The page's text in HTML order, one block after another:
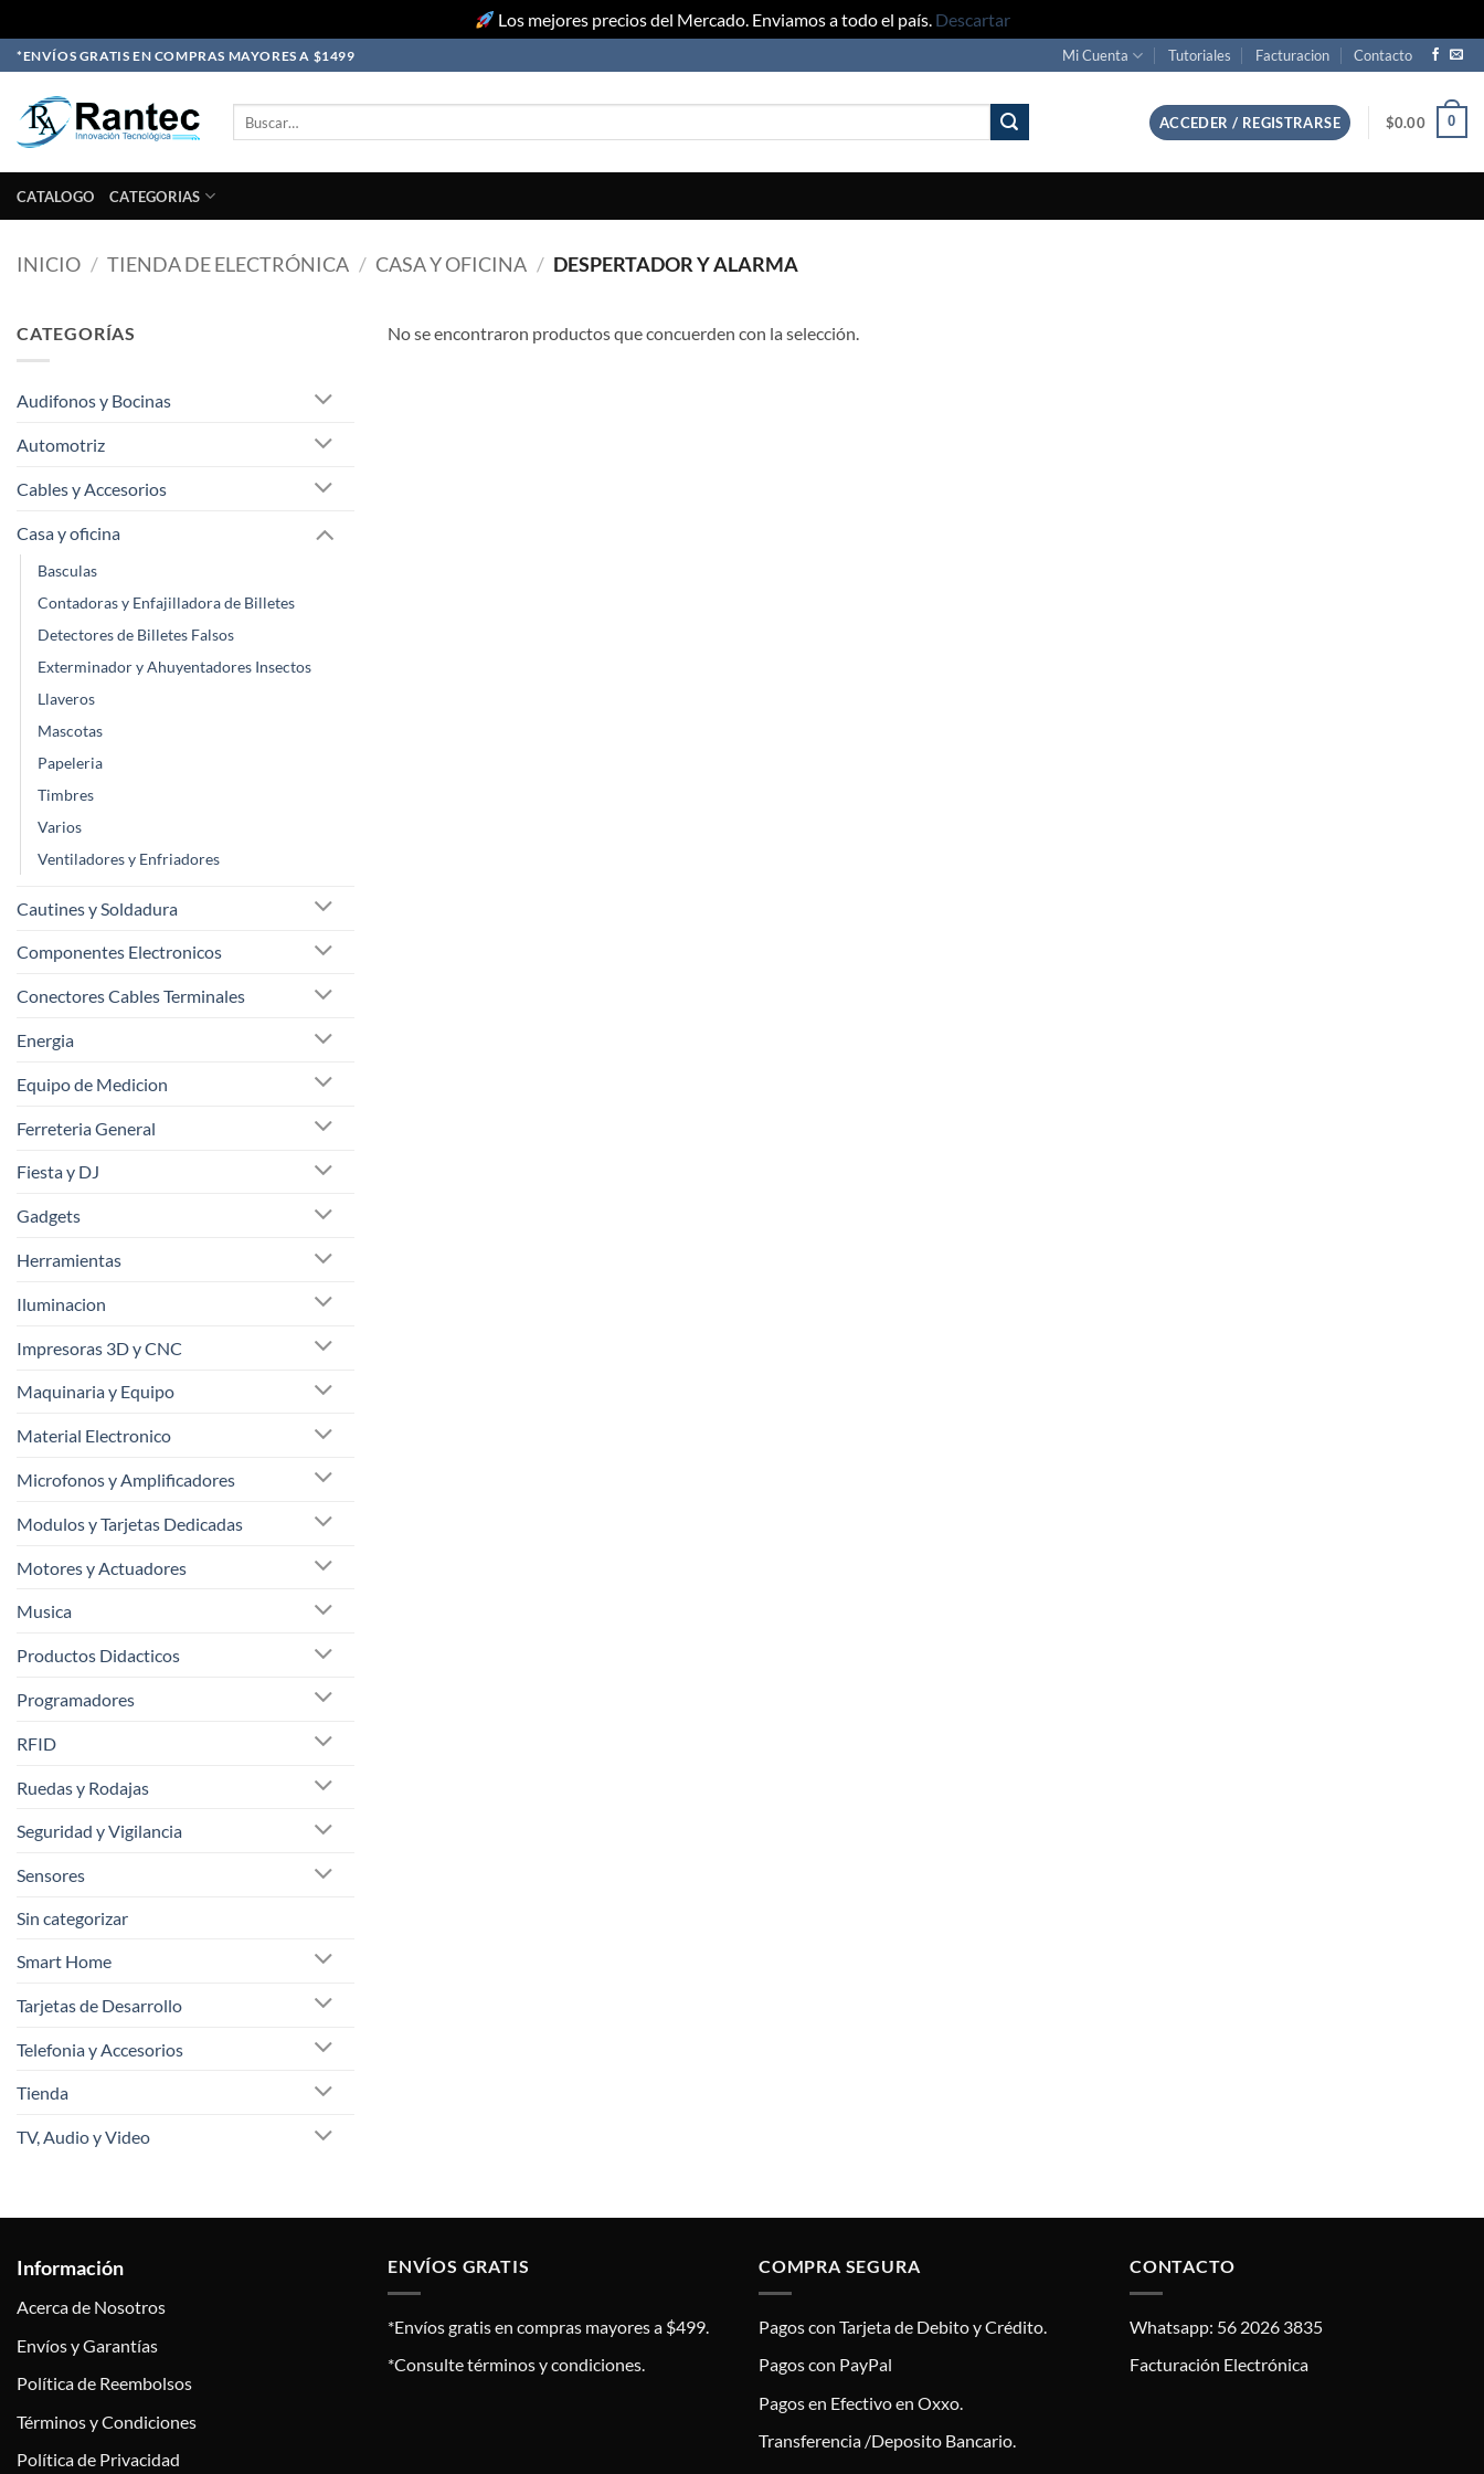
Los mejores precios del Mercado. Enviamos a todo el país. Descartar
Skip
to
content
*ENVÍOS GRATIS EN COMPRAS MAYORES A $1499 Mi Cuenta Tutoriales Facturacion Contacto
ACCEDER / REGISTRARSE $0.00 0
CATALOGO CATEGORIAS
INICIO / TIENDA DE ELECTRÓNICA / CASA Y OFICINA / DESPERTADOR Y ALARMA
CATEGORÍAS
Audifonos y Bocinas
Automotriz
Cables y Accesorios
Casa y oficina
Basculas
Contadoras y Enfajilladora de Billetes
Detectores de Billetes Falsos
Exterminador y Ahuyentadores Insectos
Llaveros
Mascotas
Papeleria
Timbres
Varios
Ventiladores y Enfriadores
Cautines y Soldadura
Componentes Electronicos
Conectores Cables Terminales
Energia
Equipo de Medicion
Ferreteria General
Fiesta y DJ
Gadgets
Herramientas
Iluminacion
Impresoras 3D y CNC
Maquinaria y Equipo
Material Electronico
Microfonos y Amplificadores
Modulos y Tarjetas Dedicadas
Motores y Actuadores
Musica
Productos Didacticos
Programadores
RFID
Ruedas y Rodajas
Seguridad y Vigilancia
Sensores
Sin categorizar
Smart Home
Tarjetas de Desarrollo
Telefonia y Accesorios
Tienda
TV, Audio y Video
No se encontraron productos que concuerden con la selección.
Información
Acerca de Nosotros
Envíos y Garantías
Política de Reembolsos
Términos y Condiciones
Política de Privacidad
ENVÍOS GRATIS
*Envíos gratis en compras mayores a $499.
*Consulte términos y condiciones.
COMPRA SEGURA
Pagos con Tarjeta de Debito y Crédito.
Pagos con PayPal
Pagos en Efectivo en Oxxo.
Transferencia /Deposito Bancario.
CONTACTO
Whatsapp: 56 2026 3835
Facturación Electrónica